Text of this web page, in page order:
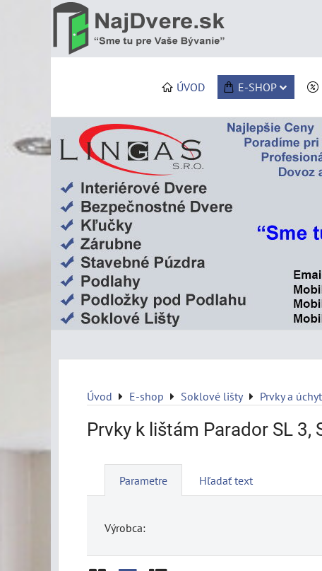
ÚVOD E-SHOP
Úvod E-shop Soklové lišty Prvky a
Prvky k lištám Parador SL 3,
Parametre Hľadať text
Výrobca: